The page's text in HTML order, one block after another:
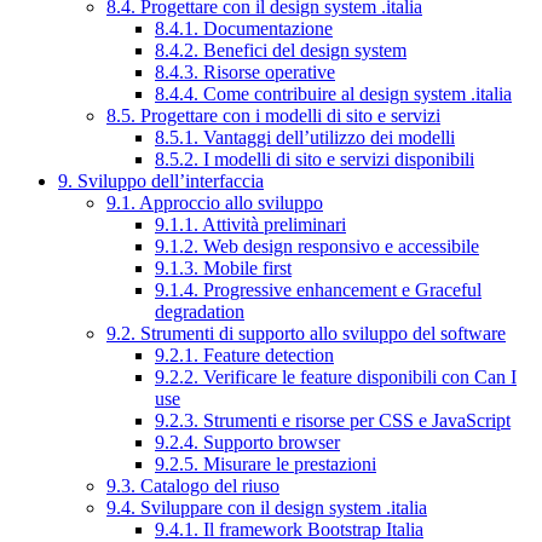
8.4. Progettare con il design system .italia
8.4.1. Documentazione
8.4.2. Benefici del design system
8.4.3. Risorse operative
8.4.4. Come contribuire al design system .italia
8.5. Progettare con i modelli di sito e servizi
8.5.1. Vantaggi dell’utilizzo dei modelli
8.5.2. I modelli di sito e servizi disponibili
9. Sviluppo dell’interfaccia
9.1. Approccio allo sviluppo
9.1.1. Attività preliminari
9.1.2. Web design responsivo e accessibile
9.1.3. Mobile first
9.1.4. Progressive enhancement e Graceful
degradation
9.2. Strumenti di supporto allo sviluppo del software
9.2.1. Feature detection
9.2.2. Verificare le feature disponibili con Can I
use
9.2.3. Strumenti e risorse per CSS e JavaScript
9.2.4. Supporto browser
9.2.5. Misurare le prestazioni
9.3. Catalogo del riuso
9.4. Sviluppare con il design system .italia
9.4.1. Il framework Bootstrap Italia